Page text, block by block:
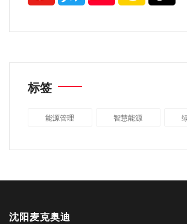
标签
能源管理 智慧能源
沈阳麦克奥迪